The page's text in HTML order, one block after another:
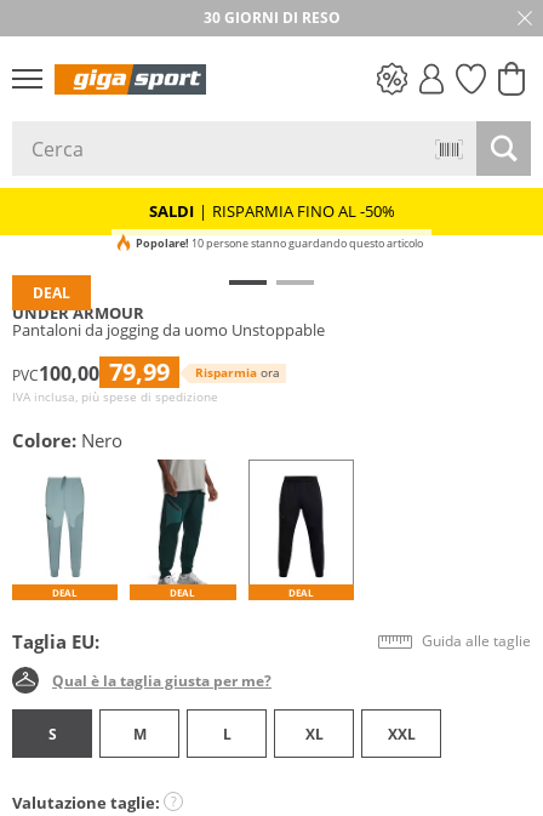
30 GIORNI DI RESO
SALDI | RISPARMIA FINO AL -50%
DEAL
Popolare! 10 persone stanno guardando questo articolo
UNDER ARMOUR
Pantaloni da jogging da uomo Unstoppable
PVC100,00 79,99 Risparmia ora
IVA inclusa, più spese di spedizione
Colore: Nero
DEAL DEAL DEAL
Taglia EU: Guida alle taglie
Qual è la taglia giusta per me?
S M L XL XXL
Valutazione taglie: ?